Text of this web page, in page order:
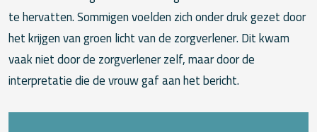
te hervatten. Sommigen voelden zich onder druk gezet door
het krijgen van groen licht van de zorgverlener. Dit kwam
vaak niet door de zorgverlener zelf, maar door de
interpretatie die de vrouw gaf aan het bericht.